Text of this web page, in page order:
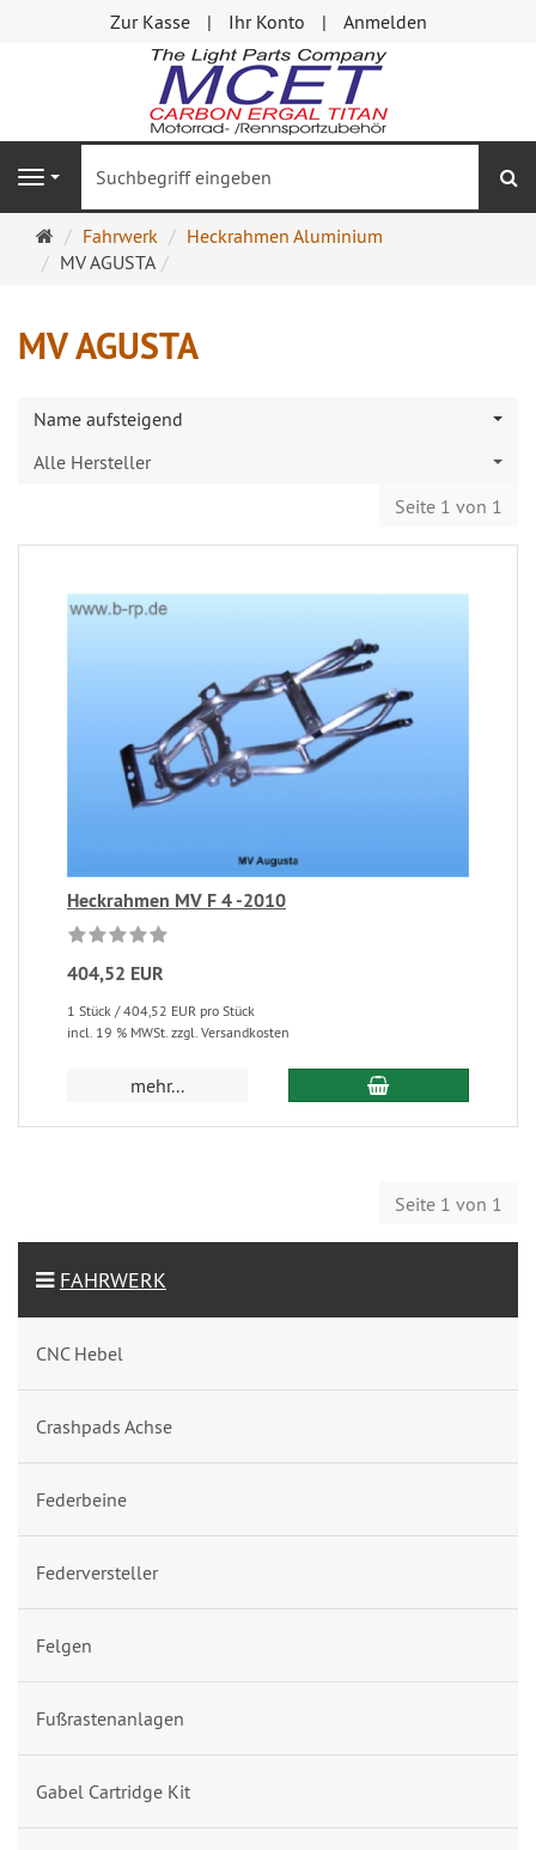
Zur Kasse Ihr Konto Anmelden
Navigation
Startseite
Fahrwerk
Heckrahmen Aluminium
MV AGUSTA
MV AGUSTA
Name aufsteigend
Alle Hersteller
Seite 1 von 1
Heckrahmen MV F 4 -2010
404,52 EUR
1 Stück / 404,52 EUR pro Stück
incl. 19 % MWSt. zzgl. Versandkosten
mehr...
Seite 1 von 1
FAHRWERK
CNC Hebel
Crashpads Achse
Federbeine
Federversteller
Felgen
Fußrastenanlagen
Gabel Cartridge Kit